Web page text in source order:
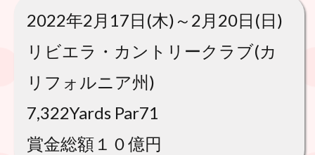
2022年2月17日(木)～2月20日(日)
リビエラ・カントリークラブ(カ
リフォルニア州)
7,322Yards Par71
賞金総額１０億円